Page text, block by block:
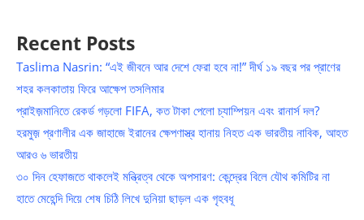
Recent Posts
Taslima Nasrin: “এই জীবনে আর দেশে ফেরা হবে না!” দীর্ঘ ১৯ বছর পর প্রাণের
শহর কলকাতায় ফিরে আক্ষেপ তসলিমার
প্রাইজ়মানিতে রেকর্ড গড়লো FIFA, কত টাকা পেলো চ্যাম্পিয়ন এবং রানার্স দল?
হরমুজ় প্রণালীর এক জাহাজে ইরানের ক্ষেপণাস্ত্র হানায় নিহত এক ভারতীয় নাবিক, আহত
আরও ৬ ভারতীয়
৩০ দিন হেফাজতে থাকলেই মন্ত্রিত্ব থেকে অপসারণ: কেন্দ্রের বিলে যৌথ কমিটির না
হাতে মেহেন্দি দিয়ে শেষ চিঠি লিখে দুনিয়া ছাড়ল এক গৃহবধূ